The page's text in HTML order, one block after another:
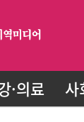
·의료 사